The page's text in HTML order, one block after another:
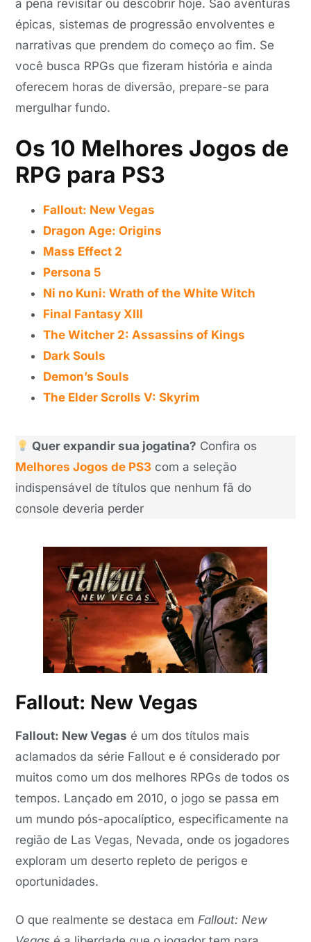
a pena revisitar ou descobrir hoje. São aventuras
épicas, sistemas de progressão envolventes e
narrativas que prendem do começo ao fim. Se
você busca RPGs que fizeram história e ainda
oferecem horas de diversão, prepare-se para
mergulhar fundo.
Os 10 Melhores Jogos de
RPG para PS3
Fallout: New Vegas
Dragon Age: Origins
Mass Effect 2
Persona 5
Ni no Kuni: Wrath of the White Witch
Final Fantasy XIII
The Witcher 2: Assassins of Kings
Dark Souls
Demon’s Souls
The Elder Scrolls V: Skyrim
Quer expandir sua jogatina? Confira os
Melhores Jogos de PS3 com a seleção
indispensável de títulos que nenhum fã do
console deveria perder
Fallout: New Vegas
Fallout: New Vegas é um dos títulos mais
aclamados da série Fallout e é considerado por
muitos como um dos melhores RPGs de todos os
tempos. Lançado em 2010, o jogo se passa em
um mundo pós-apocalíptico, especificamente na
região de Las Vegas, Nevada, onde os jogadores
exploram um deserto repleto de perigos e
oportunidades.
O que realmente se destaca emFallout: New